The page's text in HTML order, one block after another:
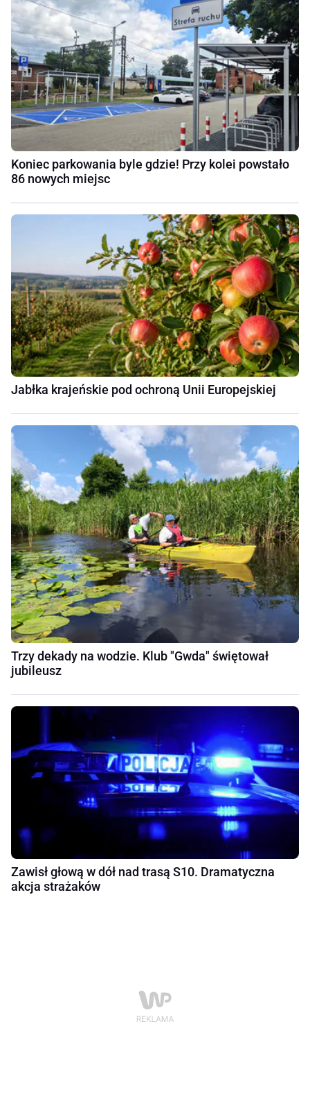
Koniec parkowania byle gdzie! Przy kolei powstało
86 nowych miejsc
Jabłka krajeńskie pod ochroną Unii Europejskiej
Trzy dekady na wodzie. Klub "Gwda" świętował
jubileusz
Zawisł głową w dół nad trasą S10. Dramatyczna
akcja strażaków